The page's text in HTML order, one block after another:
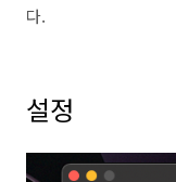
다.
설정